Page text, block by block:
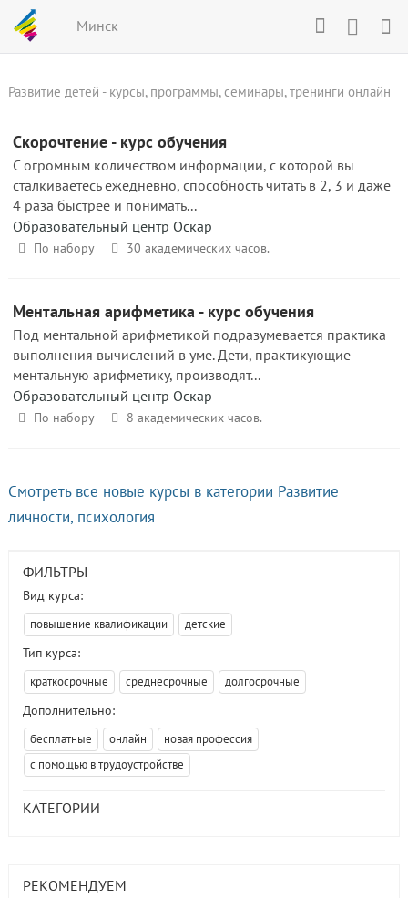
Минск
Развитие детей - курсы, программы, семинары, тренинги онлайн
Скорочтение - курс обучения
С огромным количеством информации, с которой вы
сталкиваетесь ежедневно, способность читать в 2, 3 и даже
4 раза быстрее и понимать...
Образовательный центр Оскар
По набору 30 академических часов.
Ментальная арифметика - курс обучения
Под ментальной арифметикой подразумевается практика
выполнения вычислений в уме. Дети, практикующие
ментальную арифметику, производят...
Образовательный центр Оскар
По набору 8 академических часов.
Смотреть все новые курсы в категории Развитие
личности, психология
ФИЛЬТРЫ
Вид курса:
повышение квалификации детские
Тип курса:
краткосрочные среднесрочные долгосрочные
Дополнительно:
бесплатные онлайн
новая профессия
с помощью в трудоустройстве
КАТЕГОРИИ
РЕКОМЕНДУЕМ